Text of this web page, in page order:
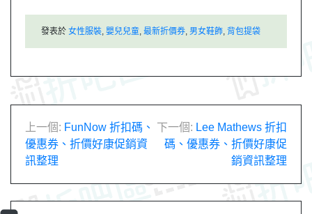
發表於 女性服裝 嬰兒兒童 最新折價券 男女鞋飾 背包提袋
文
章
導
上一個: FunNow 折扣碼、
優惠券、折價好康促銷資
訊整理
下一個: Lee Mathews 折扣
碼、優惠券、折價好康促
銷資訊整理